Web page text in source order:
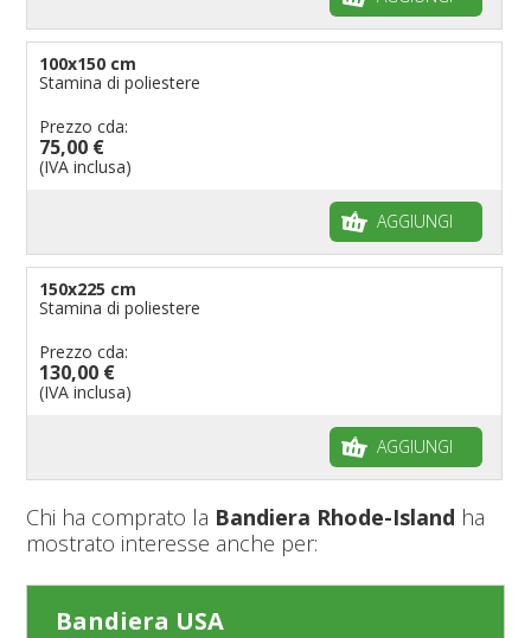
100x150 cm
Stamina di poliestere
Prezzo cda:
75,00 €
(IVA inclusa)
AGGIUNGI
150x225 cm
Stamina di poliestere
Prezzo cda:
130,00 €
(IVA inclusa)
AGGIUNGI
Chi ha comprato la Bandiera Rhode-Island ha
mostrato interesse anche per:
Bandiera USA